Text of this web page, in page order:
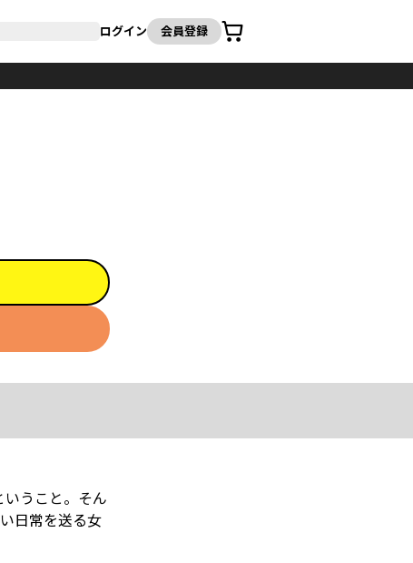
ログイン 会員登録
カート
うこと。そん
日常を送る女